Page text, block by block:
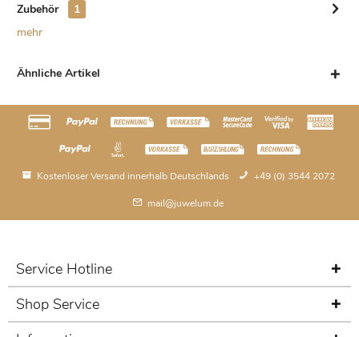
Zubehör
1
mehr
Ähnliche Artikel
Kostenloser Versand innerhalb Deutschlands +49 (0) 3544 2072
mail@juwelum.de
Service Hotline
Shop Service